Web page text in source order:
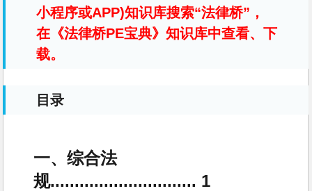
小程序或APP)知识库搜索“法律桥”，
在《法律桥PE宝典》知识库中查看、下
载。
目录
一、综合法
规.............................. 1